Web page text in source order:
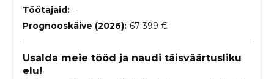
Töötajaid: –
Prognooskäive (2026): 67 399 €
Usalda meie tööd ja naudi täisväärtusliku
elu!